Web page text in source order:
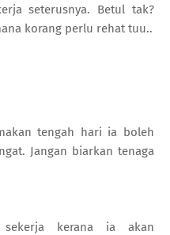
seterusnya. Betul tak?
korang perlu rehat tuu..
tengah hari ia boleh
Jangan biarkan tenaga
sekerja kerana ia akan